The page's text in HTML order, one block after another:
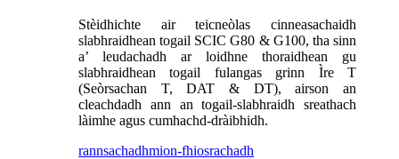
Stèidhichte air teicneòlas cinneasachaidh
slabhraidhean togail SCIC G80 & G100, tha sinn
a’ leudachadh ar loidhne thoraidhean gu
slabhraidhean togail fulangas grinn Ìre T
(Seòrsachan T, DAT & DT), airson an
cleachdadh ann an togail-slabhraidh sreathach
làimhe agus cumhachd-dràibhidh.
rannsachadhmion-fhiosrachadh